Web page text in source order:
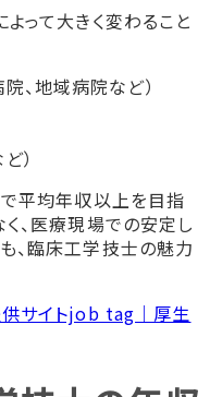
って大きく変わること
、地域病院など）
）
で平均年収以上を目指
、医療現場での安定し
、臨床工学技士の魅力
サイトjob tag｜厚生